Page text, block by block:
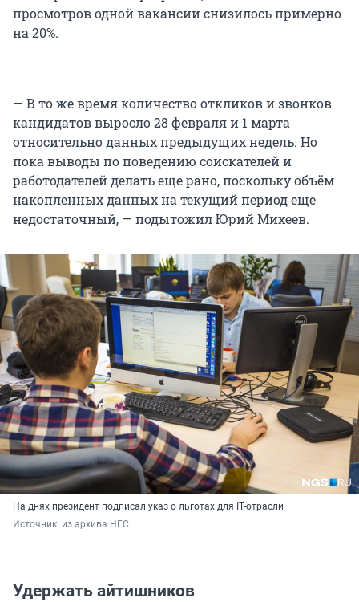
просмотров одной вакансии снизилось примерно
на 20%.
— В то же время количество откликов и звонков
кандидатов выросло 28 февраля и 1 марта
относительно данных предыдущих недель. Но
пока выводы по поведению соискателей и
работодателей делать еще рано, поскольку объём
накопленных данных на текущий период еще
недостаточный, — подытожил Юрий Михеев.
На днях президент подписал указ о льготах для IT-отрасли
Источник: из архива НГС
Удержать айтишников